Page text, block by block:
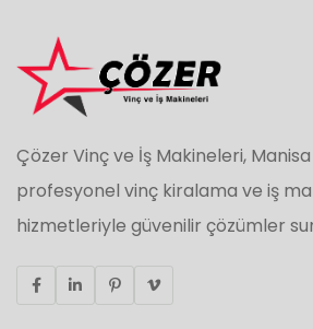
Çözer Vinç ve İş Makineleri,
profesyonel vinç kiralama ve iş
hizmetleriyle güvenilir çözümler